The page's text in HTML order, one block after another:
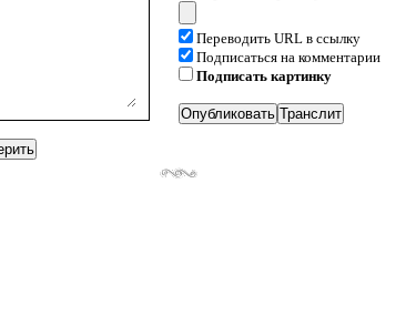
Переводить URL в ссылку
Подписаться на комментарии
Подписать картинку